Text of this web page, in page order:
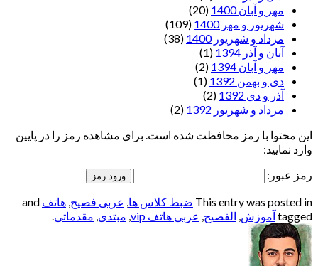
مهر و آبان 1400
(20)
شهریور و مهر 1400
(109)
مرداد و شهریور 1400
(38)
آبان و آذر 1394
(1)
مهر و آبان 1394
(2)
دی و بهمن 1392
(1)
آذر و دی 1392
(2)
مرداد و شهریور 1392
(2)
این محتوا با رمز محافظت شده است. برای مشاهده رمز را در پایین
وارد نمایید:
رمز عبور:
This entry was posted in ضبط کلاس ها, عربی فصیح, هاتف and
tagged آموزش, الفصيح, عربی هاتف vip , مبتدی, مقدماتی.